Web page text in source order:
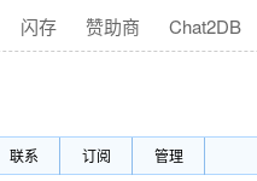
闪存 赞助商 Chat2DB
联系 订阅 管理